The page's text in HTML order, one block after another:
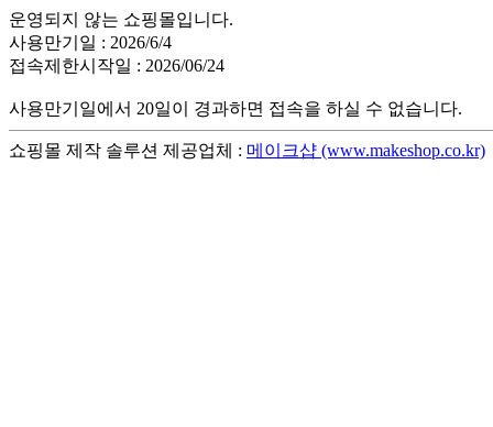
운영되지 않는 쇼핑몰입니다.
사용만기일 : 2026/6/4
접속제한시작일 : 2026/06/24
사용만기일에서 20일이 경과하면 접속을 하실 수 없습니다.
쇼핑몰 제작 솔루션 제공업체 : 메이크샵 (www.makeshop.co.kr)